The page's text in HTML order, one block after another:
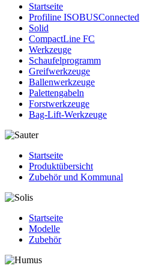
Startseite
Profiline ISOBUSConnected
Solid
CompactLine FC
Werkzeuge
Schaufelprogramm
Greifwerkzeuge
Ballenwerkzeuge
Palettengabeln
Forstwerkzeuge
Bag-Lift-Werkzeuge
Startseite
Produktübersicht
Zubehör und Kommunal
Startseite
Modelle
Zubehör